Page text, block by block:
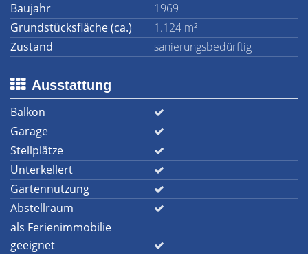
Baujahr
1969
Grundstücksfläche (ca.)
1.124 m²
Zustand
sanierungsbedürftig
Ausstattung
Balkon
Garage
Stellplätze
Unterkellert
Gartennutzung
Abstellraum
als Ferienimmobilie
geeignet